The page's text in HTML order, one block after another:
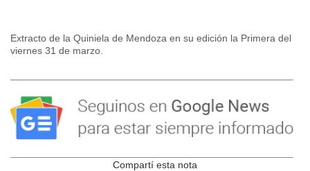
Extracto de la Quiniela de Mendoza en su edición la Primera del
viernes 31 de marzo.